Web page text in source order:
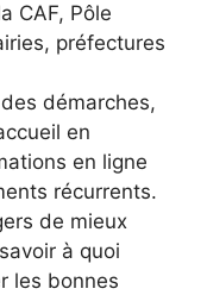
CAF, Pôle
préfectures
démarches,
en
en ligne
récurrents.
de mieux
à quoi
les bonnes